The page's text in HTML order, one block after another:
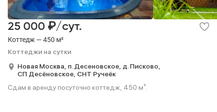
Коттедж — 450 м²
Коттеджи на сутки
25 000 ₽/сут.
Новая Москва, п. Десеновское, д. Писково,
СП Десёновское, СНТ Ручеёк
Сдам в аренду посуточно коттедж, 450 м².